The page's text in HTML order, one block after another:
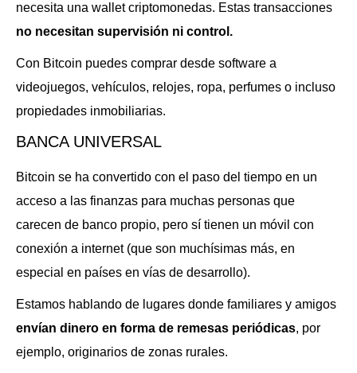
necesita una wallet criptomonedas. Estas transacciones
no necesitan supervisión ni control.
Con Bitcoin puedes comprar desde software a
videojuegos, vehículos, relojes, ropa, perfumes o incluso
propiedades inmobiliarias.
BANCA UNIVERSAL
Bitcoin se ha convertido con el paso del tiempo en un
acceso a las finanzas para muchas personas que
carecen de banco propio, pero sí tienen un móvil con
conexión a internet (que son muchísimas más, en
especial en países en vías de desarrollo).
Estamos hablando de lugares donde familiares y amigos
envían dinero en forma de remesas periódicas, por
ejemplo, originarios de zonas rurales.